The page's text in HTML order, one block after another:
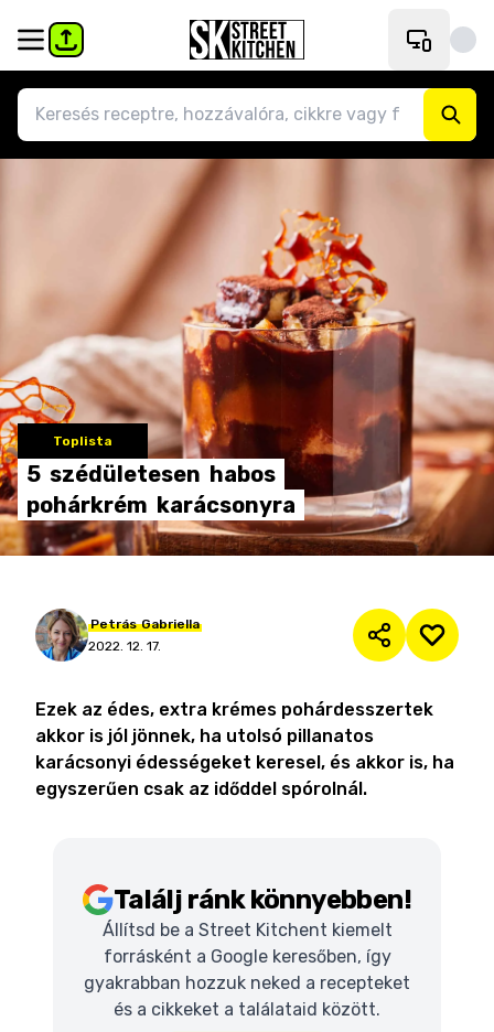
Toplista
5 szédületesen habos
pohárkrém karácsonyra
Petrás Gabriella
2022. 12. 17.
Ezek az édes, extra krémes pohárdesszertek
akkor is jól jönnek, ha utolsó pillanatos
karácsonyi édességeket keresel, és akkor is, ha
egyszerűen csak az időddel spórolnál.
Találj ránk könnyebben!
Állítsd be a Street Kitchent kiemelt
forrásként a Google keresőben, így
gyakrabban hozzuk neked a recepteket
és a cikkeket a találataid között.